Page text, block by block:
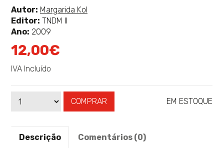
classificação
Autor: Ver
mais
sobre
Margarida Kol
Editor: TNDM II
Ano: 2009
12,00€
IVA Incluído
Qtd COMPRAR
Disponibilidade: EM ESTOQUE
Descrição Comentários (0)